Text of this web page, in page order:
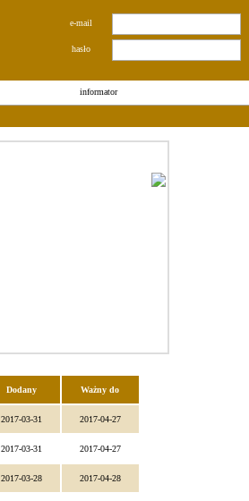
e-mail
hasło
informator
Dodany Ważny do
2017-03-31 2017-04-27
2017-03-31 2017-04-27
2017-03-28 2017-04-28